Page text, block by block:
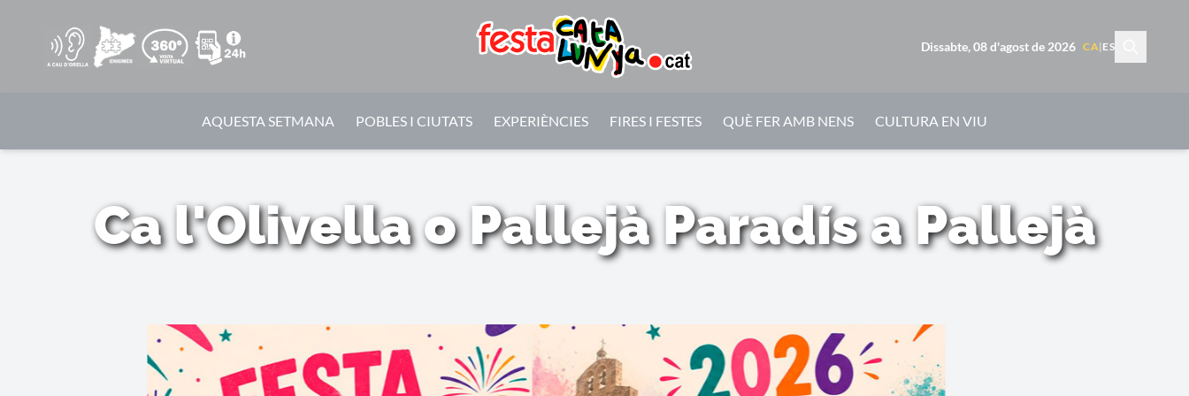
Dissabte, 08 d'agost de 2026 CA| ES
AQUESTA SETMANA POBLES I CIUTATS EXPERIÈNCIES FIRES I FESTES QUÈ FER AMB NENS CULTURA EN VIU
Ca l'Olivella o Pallejà Paradís a Pallejà